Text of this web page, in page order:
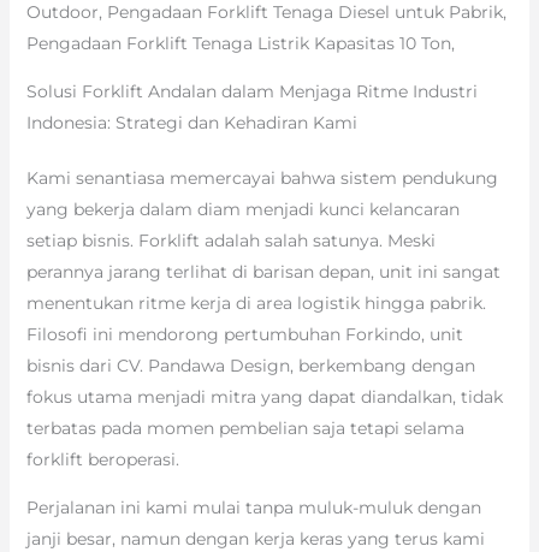
Outdoor, Pengadaan Forklift Tenaga Diesel untuk Pabrik,
Pengadaan Forklift Tenaga Listrik Kapasitas 10 Ton,
Solusi Forklift Andalan dalam Menjaga Ritme Industri
Indonesia: Strategi dan Kehadiran Kami
Kami senantiasa memercayai bahwa sistem pendukung
yang bekerja dalam diam menjadi kunci kelancaran
setiap bisnis. Forklift adalah salah satunya. Meski
perannya jarang terlihat di barisan depan, unit ini sangat
menentukan ritme kerja di area logistik hingga pabrik.
Filosofi ini mendorong pertumbuhan Forkindo, unit
bisnis dari CV. Pandawa Design, berkembang dengan
fokus utama menjadi mitra yang dapat diandalkan, tidak
terbatas pada momen pembelian saja tetapi selama
forklift beroperasi.
Perjalanan ini kami mulai tanpa muluk-muluk dengan
janji besar, namun dengan kerja keras yang terus kami